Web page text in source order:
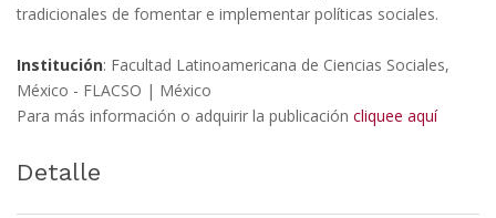
tradicionales de fomentar e implementar políticas sociales.
Institución: Facultad Latinoamericana de Ciencias Sociales,
México - FLACSO | México
Para más información o adquirir la publicación cliquee aquí
Detalle